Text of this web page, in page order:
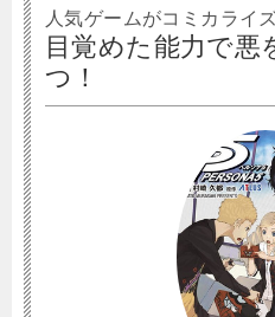
人気ゲームがコミカライ
目覚めた能力で悪
つ！